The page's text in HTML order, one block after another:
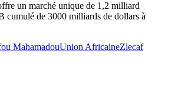
un marché unique de 1,2 milliard
cumulé de 3000 milliards de dollars à
MahamadouUnion AfricaineZlecaf